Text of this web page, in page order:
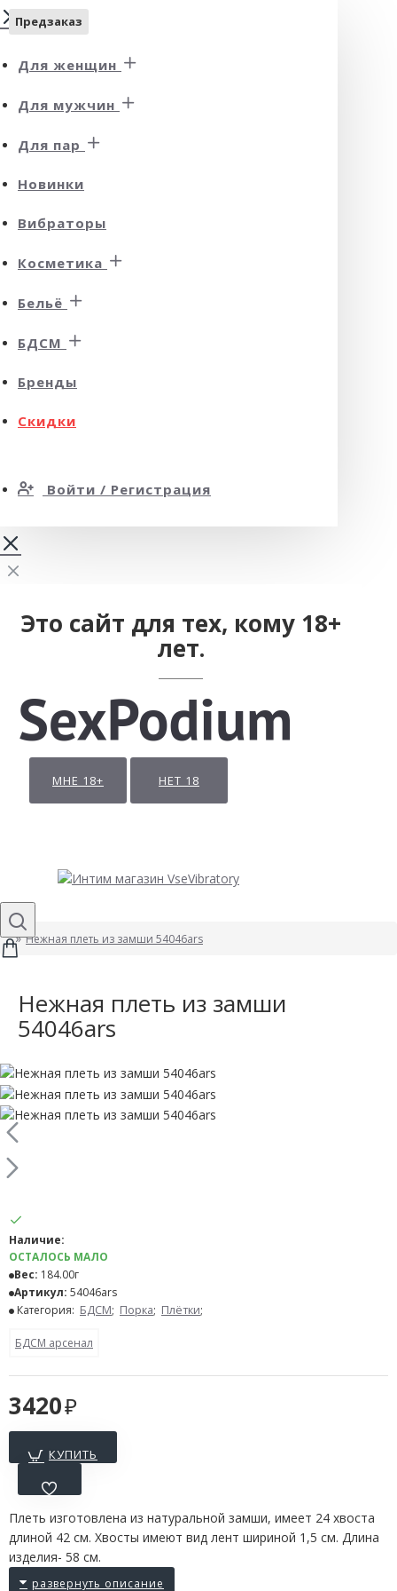
Для женщин
Для мужчин
Для пар
Новинки
Вибраторы
Косметика
Бельё
БДСМ
Бренды
Скидки
Войти / Регистрация
Это сайт для тех, кому 18+
лет.
МНЕ 18+ НЕТ 18
Нежная плеть из замши 54046ars
Нежная плеть из замши
54046ars
3420
Наличие:
ОСТАЛОСЬ МАЛО
Вес: 184.00г
Артикул: 54046ars
Категория: БДСМ; Порка; Плётки;
БДСМ арсенал
КУПИТЬ
Плеть изготовлена из натуральной замши, имеет 24 хвоста
длиной 42 см. Хвосты имеют вид лент шириной 1,5 см. Длина
изделия- 58 см.
Предзаказ